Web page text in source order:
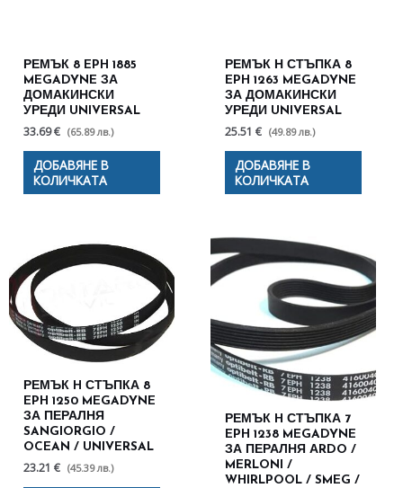
РЕМЪК 8 EPH 1885
MEGADYNE ЗА
ДОМАКИНСКИ
УРЕДИ UNIVERSAL
33.69 € (65.89 лв.)
ДОБАВЯНЕ В
КОЛИЧКАТА
РЕМЪК Н СТЪПКА 8
EPH 1263 MEGADYNE
ЗА ДОМАКИНСКИ
УРЕДИ UNIVERSAL
25.51 € (49.89 лв.)
ДОБАВЯНЕ В
КОЛИЧКАТА
РЕМЪК H СТЪПКА 8
EPH 1250 MEGADYNE
ЗА ПЕРАЛНЯ
SANGIORGIO /
OCEAN / UNIVERSAL
23.21 € (45.39 лв.)
РЕМЪК H СТЪПКА 7
EPH 1238 MEGADYNE
ЗА ПЕРАЛНЯ АRDO /
MERLONI /
WHIRLPOOL / SMEG /